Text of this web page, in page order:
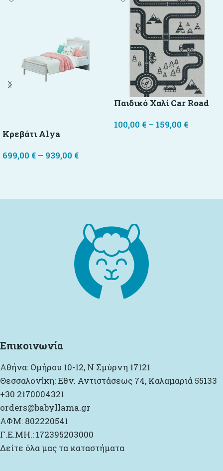
Κρεβάτι Alya
699,00 € – 939,00 €
Παιδικό Χαλί Car Road
100,00 € – 159,00 €
Επικοινωνία
Αθήνα: Ομήρου 10-12, Ν Σμύρνη 17121
Θεσσαλονίκη: Εθν. Αντιστάσεως 74, Καλαμαριά 55133
+30 2170004321
orders@babyllama.gr
ΑΦΜ: 802220541
Γ.Ε.ΜΗ.: 172395203000
Δείτε όλα μας τα καταστήματα